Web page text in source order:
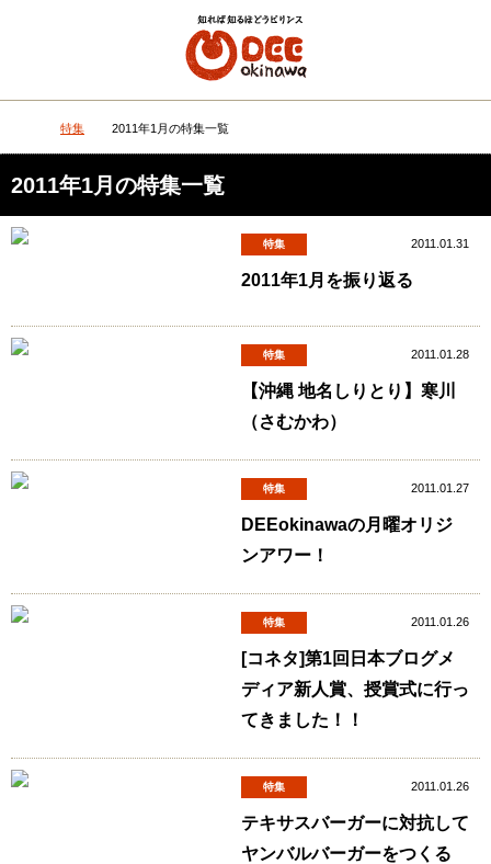
DEEokinawaトップ
特集 2011年1月の特集一覧
2011年1月の特集一覧
特集 2011.01.31
2011年1月を振り返る
特集 2011.01.28
【沖縄 地名しりとり】寒川
（さむかわ）
特集 2011.01.27
DEEokinawaの月曜オリジ
ンアワー！
特集 2011.01.26
[コネタ]第1回日本ブログメ
ディア新人賞、授賞式に行っ
てきました！！
特集 2011.01.26
テキサスバーガーに対抗して
ヤンバルバーガーをつくる